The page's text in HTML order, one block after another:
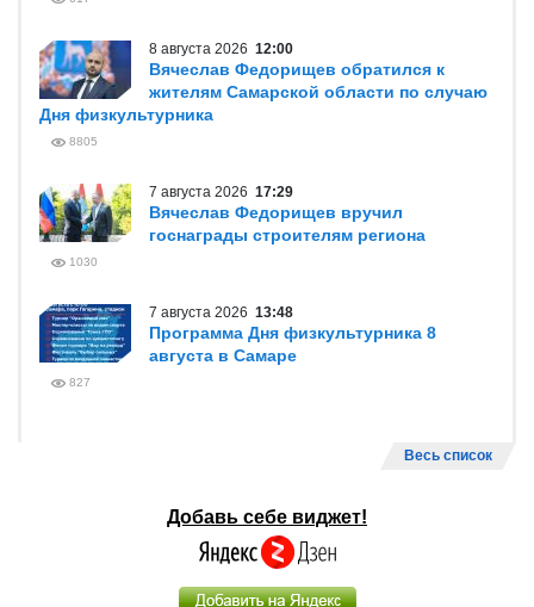
8 августа 2026 12:00
Вячеслав Федорищев обратился к
жителям Самарской области по случаю
Дня физкультурника
8805
7 августа 2026 17:29
Вячеслав Федорищев вручил
госнаграды строителям региона
1030
7 августа 2026 13:48
Программа Дня физкультурника 8
августа в Самаре
827
Весь список
Добавь себе виджет!